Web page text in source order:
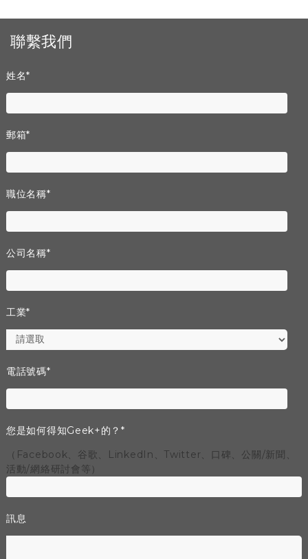
聯繫我們
姓名*
郵箱*
職位名稱*
公司名稱*
工業*
電話號碼*
您是如何得知Geek+的？*
（Facebook、谷歌、LinkedIn、Twitter、口碑、公關/新聞、
活動/網絡研討會等）
訊息